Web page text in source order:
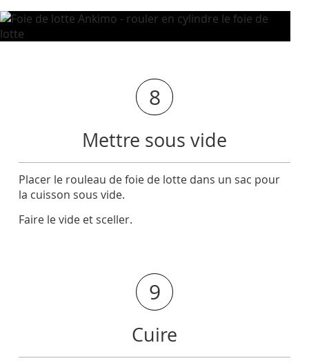
8
Mettre sous vide
Placer le rouleau de foie de lotte dans un sac pour
la cuisson sous vide.
Faire le vide et sceller.
9
Cuire